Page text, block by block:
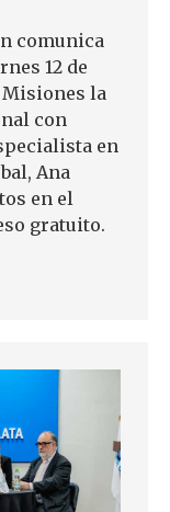
comunica
12 de
Misiones la
con
en
Ana
en el
gratuito.